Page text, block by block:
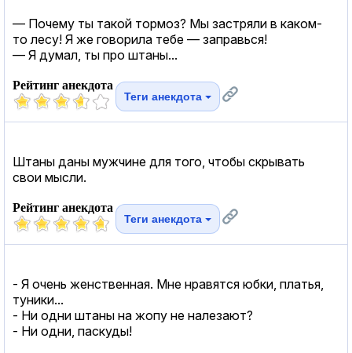
— Почему ты такой тормоз? Мы застряли в каком-
то лесу! Я же говорила тебе — заправься!
— Я думал, ты про штаны...
Рейтинг анекдота
Теги анекдота
Штаны даны мужчине для того, чтобы скрывать
свои мысли.
Рейтинг анекдота
Теги анекдота
- Я очень женственная. Мне нравятся юбки, платья,
туники...
- Ни одни штаны на жопу не налезают?
- Ни одни, паскуды!